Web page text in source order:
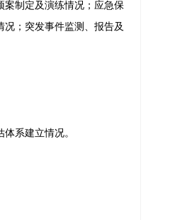
制定及演练情况；应急保
；突发事件监测、报告及
系建立情况。